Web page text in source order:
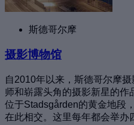
斯德哥尔摩
摄影博物馆
自2010年以来，斯德哥尔摩
师和崭露头角的摄影新星的作
位于Stadsgården的黄金地段
在此相交。这里每年都会举办